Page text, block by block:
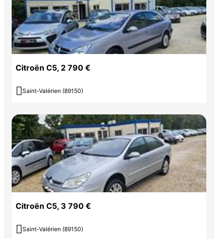
Citroën C5, 2 790 €
 Saint-Valérien (89150)
Citroën C5, 3 790 €
 Saint-Valérien (89150)